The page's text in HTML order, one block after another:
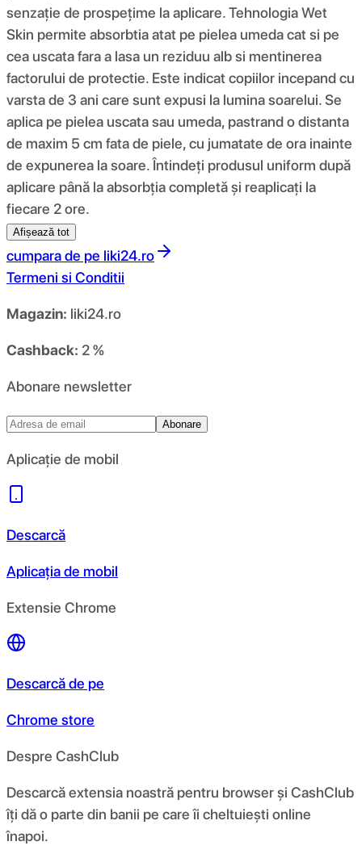
senzație de prospețime la aplicare. Tehnologia Wet
Skin permite absorbtia atat pe pielea umeda cat si pe
cea uscata fara a lasa un reziduu alb si mentinerea
factorului de protectie. Este indicat copiilor incepand cu
varsta de 3 ani care sunt expusi la lumina soarelui. Se
aplica pe pielea uscata sau umeda, pastrand o distanta
de maxim 5 cm fata de piele, cu jumatate de ora inainte
de expunerea la soare. Întindeți produsul uniform după
aplicare până la absorbția completă și reaplicați la
fiecare 2 ore.
Afișează tot
cumpara de pe liki24.ro
Termeni si Conditii
Magazin: liki24.ro
Cashback: 2 %
Abonare newsletter
Abonare
Aplicație de mobil
Descarcă
Aplicația de mobil
Extensie Chrome
Descarcă de pe
Chrome store
Despre CashClub
Descarcă extensia noastră pentru browser și CashClub
îți dă o parte din banii pe care îi cheltuiești online
înapoi.